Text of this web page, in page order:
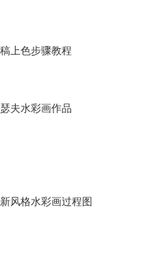
上色步骤教程
夫水彩画作品
风格水彩画过程图